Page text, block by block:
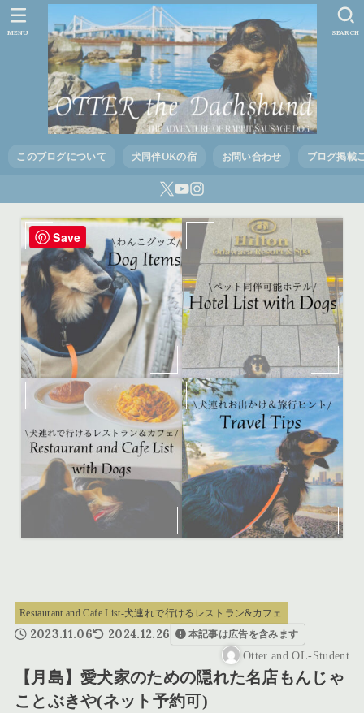
このブログについて 犬同伴OKの宿 お問い合わせ ブログ掲載
SEARCH
MENU
Restaurant and Cafe List-犬連れで行けるレストラン&カフェ
2023.11.06 2024.12.26 本記事は広告を含みます
Otter and OL-Student
【月島】愛犬家のための隠れた名店もんじゃ
ことぶきや(ネット予約可)
Save